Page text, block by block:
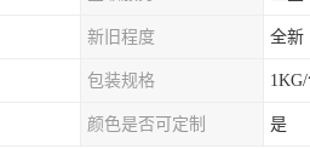
新旧程度 全新
包装规格
颜色是否可定制 是